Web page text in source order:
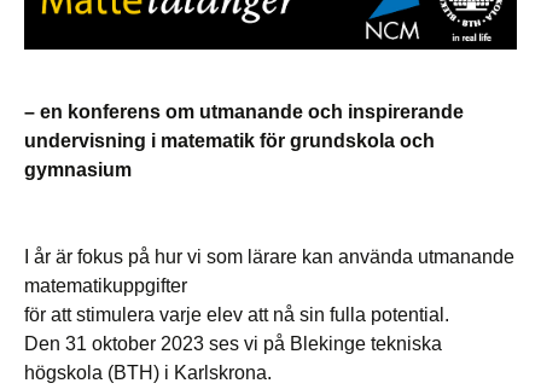
– en konferens om utmanande och inspirerande
undervisning i matematik för grundskola och
gymnasium
I år är fokus på hur vi som lärare kan använda utmanande
matematikuppgifter
för att stimulera varje elev att nå sin fulla potential.
Den 31 oktober 2023 ses vi på Blekinge tekniska
högskola (BTH) i Karlskrona.